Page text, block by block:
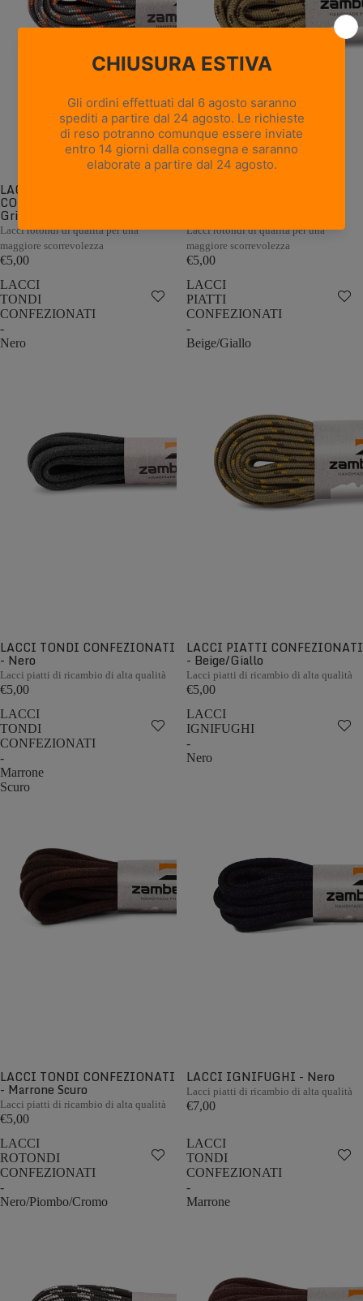
LACCI ROTONDI
CONFEZIONATI -
Grigio/Arancio
Lacci rotondi di qualità per una
maggiore scorrevolezza
€5,00
Lacci rotondi di qualità per una
maggiore scorrevolezza
€5,00
LACCI
TONDI
CONFEZIONATI
-
Nero
LACCI TONDI CONFEZIONATI
- Nero
Lacci piatti di ricambio di alta qualità
€5,00
LACCI
PIATTI
CONFEZIONATI
-
Beige/Giallo
LACCI PIATTI CONFEZIONATI
- Beige/Giallo
Lacci piatti di ricambio di alta qualità
€5,00
LACCI
TONDI
CONFEZIONATI
-
Marrone
Scuro
LACCI TONDI CONFEZIONATI
- Marrone Scuro
Lacci piatti di ricambio di alta qualità
€5,00
LACCI
IGNIFUGHI
-
Nero
LACCI IGNIFUGHI - Nero
Lacci piatti di ricambio di alta qualità
€7,00
LACCI
ROTONDI
CONFEZIONATI
-
Nero/Piombo/Cromo
LACCI
TONDI
CONFEZIONATI
-
Marrone